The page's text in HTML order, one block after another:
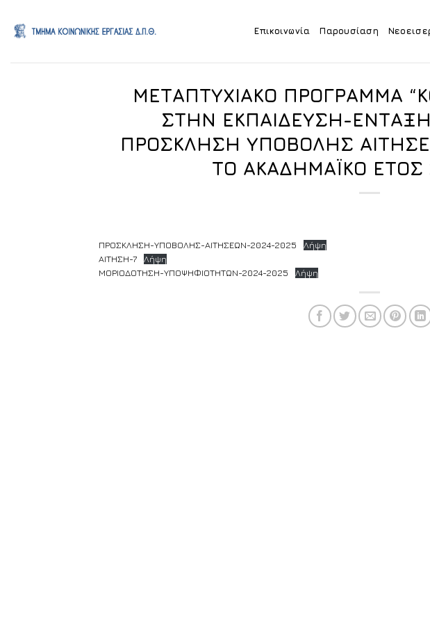
content
Επικοινωνία Παρουσίαση
ΜΕΤΑΠΤΥΧΙΑΚΟ ΠΡΟΓΡΑΜΜΑ
ΣΤΗΝ ΕΚΠΑΙΔΕΥΣΗ-
ΠΡΟΣΚΛΗΣΗ ΥΠΟΒΟΛΗΣ
ΤΟ ΑΚΑΔΗΜΑΪΚΟ ΕΤΟΣ
ΠΡΟΣΚΛΗΣΗ-ΥΠΟΒΟΛΗΣ-ΑΙΤΗΣΕΩΝ-2024-2025
Λήψη
ΑΙΤΗΣΗ-7
Λήψη
ΜΟΡΙΟΔΟΤΗΣΗ-ΥΠΟΨΗΦΙΟΤΗΤΩΝ-2024-2025
Λήψη